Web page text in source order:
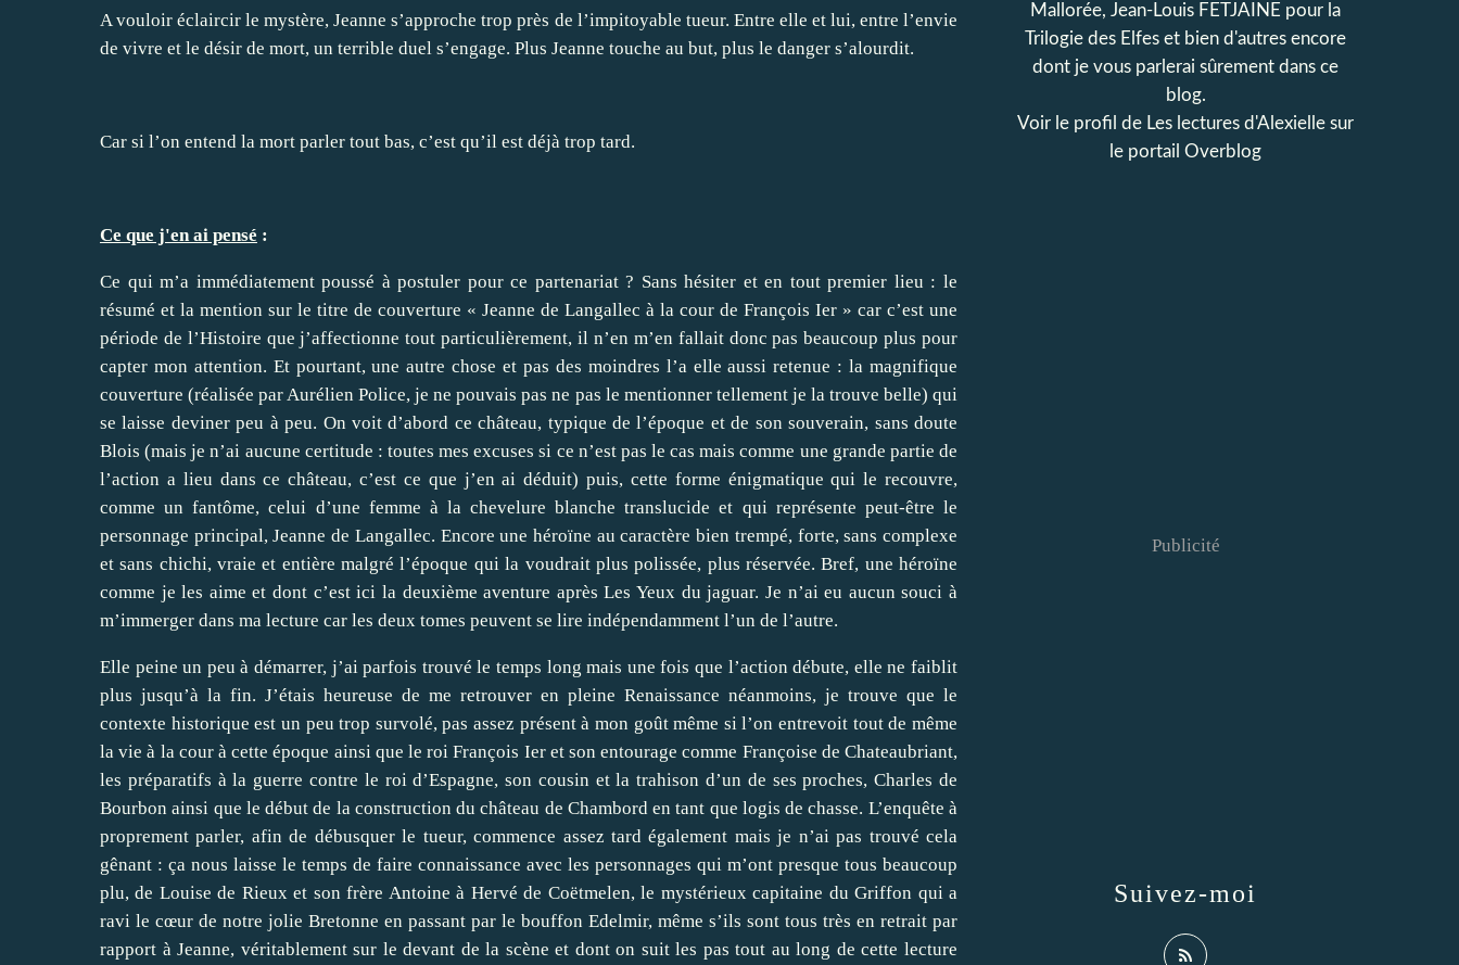
A vouloir éclaircir le mystère, Jeanne s’approche trop près de l’impitoyable tueur. Entre elle et lui, entre l’envie
de vivre et le désir de mort, un terrible duel s’engage. Plus Jeanne touche au but, plus le danger s’alourdit.
Car si l’on entend la mort parler tout bas, c’est qu’il est déjà trop tard.
Ce que j'en ai pensé :
Ce qui m’a immédiatement poussé à postuler pour ce partenariat ? Sans hésiter et en tout premier lieu : le
résumé et la mention sur le titre de couverture « Jeanne de Langallec à la cour de François Ier » car c’est une
période de l’Histoire que j’affectionne tout particulièrement, il n’en m’en fallait donc pas beaucoup plus pour
capter mon attention. Et pourtant, une autre chose et pas des moindres l’a elle aussi retenue : la magnifique
couverture (réalisée par Aurélien Police, je ne pouvais pas ne pas le mentionner tellement je la trouve belle) qui
se laisse deviner peu à peu. On voit d’abord ce château, typique de l’époque et de son souverain, sans doute
Blois (mais je n’ai aucune certitude : toutes mes excuses si ce n’est pas le cas mais comme une grande partie de
l’action a lieu dans ce château, c’est ce que j’en ai déduit) puis, cette forme énigmatique qui le recouvre,
comme un fantôme, celui d’une femme à la chevelure blanche translucide et qui représente peut-être le
personnage principal, Jeanne de Langallec. Encore une héroïne au caractère bien trempé, forte, sans complexe
et sans chichi, vraie et entière malgré l’époque qui la voudrait plus polissée, plus réservée. Bref, une héroïne
comme je les aime et dont c’est ici la deuxième aventure après Les Yeux du jaguar. Je n’ai eu aucun souci à
m’immerger dans ma lecture car les deux tomes peuvent se lire indépendamment l’un de l’autre.
Elle peine un peu à démarrer, j’ai parfois trouvé le temps long mais une fois que l’action débute, elle ne faiblit
plus jusqu’à la fin. J’étais heureuse de me retrouver en pleine Renaissance néanmoins, je trouve que le
contexte historique est un peu trop survolé, pas assez présent à mon goût même si l’on entrevoit tout de même
la vie à la cour à cette époque ainsi que le roi François Ier et son entourage comme Françoise de Chateaubriant,
les préparatifs à la guerre contre le roi d’Espagne, son cousin et la trahison d’un de ses proches, Charles de
Bourbon ainsi que le début de la construction du château de Chambord en tant que logis de chasse. L’enquête à
proprement parler, afin de débusquer le tueur, commence assez tard également mais je n’ai pas trouvé cela
gênant : ça nous laisse le temps de faire connaissance avec les personnages qui m’ont presque tous beaucoup
plu, de Louise de Rieux et son frère Antoine à Hervé de Coëtmelen, le mystérieux capitaine du Griffon qui a
ravi le cœur de notre jolie Bretonne en passant par le bouffon Edelmir, même s’ils sont tous très en retrait par
rapport à Jeanne, véritablement sur le devant de la scène et dont on suit les pas tout au long de cette lecture
Mallorée, Jean-Louis FETJAINE pour la
Trilogie des Elfes et bien d'autres encore
dont je vous parlerai sûrement dans ce
blog.
Voir le profil de Les lectures d'Alexielle sur
le portail Overblog
Suivez-moi
Publicité